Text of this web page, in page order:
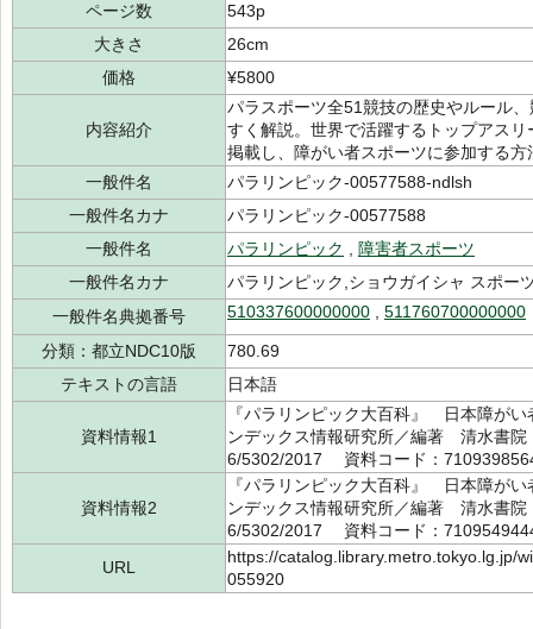
ページ数
543p
大きさ
26cm
価格
¥5800
内容紹介
パラスポーツ全51競技の歴史やルール
すく解説。世界で活躍するトップアス
掲載し、障がい者スポーツに参加する方
一般件名
パラリンピック-00577588-ndlsh
一般件名カナ
パラリンピック-00577588
一般件名
パラリンピック
障害者スポーツ
一般件名カナ
パラリンピック,ショウガイシャ スポー
一般件名典拠番号
510337600000000 511760700000000
分類：都立NDC10版
780.69
テキストの言語
日本語
資料情報1
『パラリンピック大百科』 日本障が
ンデックス情報研究所／編著 清水書
6/5302/2017 資料コード：
資料情報2
『パラリンピック大百科』 日本障が
ンデックス情報研究所／編著 清水書
6/5302/2017 資料コード：
URL
https://catalog.library.metro.tokyo.lg.jp/
055920